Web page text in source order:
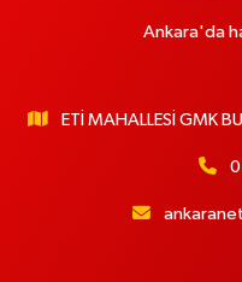
Ankara'da
ETİ MAHALLESİ GMK